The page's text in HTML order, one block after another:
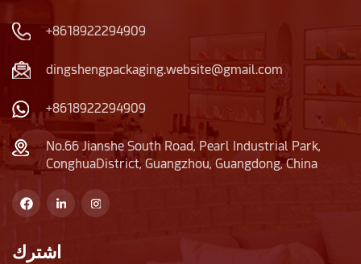
+8618922294909
dingshengpackaging.website@gmail.com
+8618922294909
No.66 Jianshe South Road, Pearl Industrial Park,
ConghuaDistrict, Guangzhou, Guangdong, China
اشترك